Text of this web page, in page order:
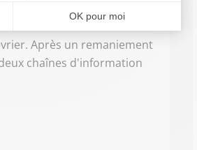
essentiellement
8 seulement de l'ancienne
Après un remaniement
chaînes d'information